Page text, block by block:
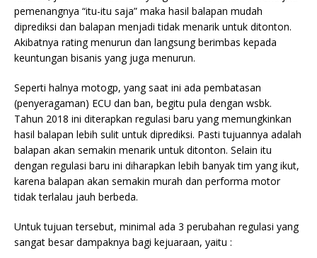
pemenangnya “itu-itu saja” maka hasil balapan mudah
diprediksi dan balapan menjadi tidak menarik untuk ditonton.
Akibatnya rating menurun dan langsung berimbas kepada
keuntungan bisanis yang juga menurun.
Seperti halnya motogp, yang saat ini ada pembatasan
(penyeragaman) ECU dan ban, begitu pula dengan wsbk.
Tahun 2018 ini diterapkan regulasi baru yang memungkinkan
hasil balapan lebih sulit untuk diprediksi. Pasti tujuannya adalah
balapan akan semakin menarik untuk ditonton. Selain itu
dengan regulasi baru ini diharapkan lebih banyak tim yang ikut,
karena balapan akan semakin murah dan performa motor
tidak terlalau jauh berbeda.
Untuk tujuan tersebut, minimal ada 3 perubahan regulasi yang
sangat besar dampaknya bagi kejuaraan, yaitu :